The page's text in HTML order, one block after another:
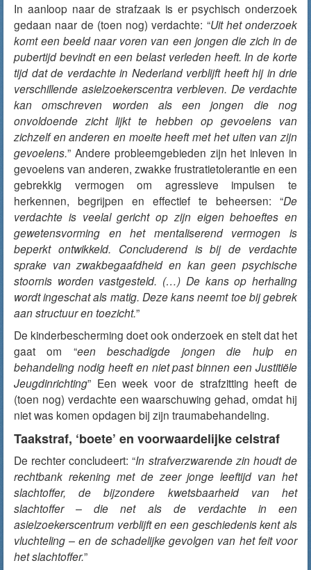
In aanloop naar de strafzaak is er psychisch onderzoek
gedaan naar de (toen nog) verdachte: “Uit het onderzoek
komt een beeld naar voren van een jongen die zich in de
pubertijd bevindt en een belast verleden heeft. In de korte
tijd dat de verdachte in Nederland verblijft heeft hij in drie
verschillende asielzoekerscentra verbleven. De verdachte
kan omschreven worden als een jongen die nog
onvoldoende zicht lijkt te hebben op gevoelens van
zichzelf en anderen en moeite heeft met het uiten van zijn
gevoelens.” Andere probleemgebieden zijn het inleven in
gevoelens van anderen, zwakke frustratietolerantie en een
gebrekkig vermogen om agressieve impulsen te
herkennen, begrijpen en effectief te beheersen: “De
verdachte is veelal gericht op zijn eigen behoeftes en
gewetensvorming en het mentaliserend vermogen is
beperkt ontwikkeld. Concluderend is bij de verdachte
sprake van zwakbegaafdheid en kan geen psychische
stoornis worden vastgesteld. (…) De kans op herhaling
wordt ingeschat als matig. Deze kans neemt toe bij gebrek
aan structuur en toezicht.”
De kinderbescherming doet ook onderzoek en stelt dat het
gaat om “een beschadigde jongen die hulp en
behandeling nodig heeft en niet past binnen een Justitiële
Jeugdinrichting” Een week voor de strafzitting heeft de
(toen nog) verdachte een waarschuwing gehad, omdat hij
niet was komen opdagen bij zijn traumabehandeling.
Taakstraf, ‘boete’ en voorwaardelijke celstraf
De rechter concludeert: “In strafverzwarende zin houdt de
rechtbank rekening met de zeer jonge leeftijd van het
slachtoffer, de bijzondere kwetsbaarheid van het
slachtoffer – die net als de verdachte in een
asielzoekerscentrum verblijft en een geschiedenis kent als
vluchteling – en de schadelijke gevolgen van het feit voor
het slachtoffer.”